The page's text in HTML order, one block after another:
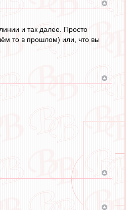
и так далее. Просто
то в прошлом) или, что вы